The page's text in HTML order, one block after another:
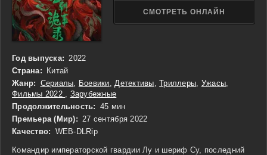
Год выпуска: 2022
Страна: Китай
Жанр: Сериалы Боевики Детективы ,Триллеры Ужасы
Фильмы 2022
Зарубежные
Продолжительность: 45 мин
Премьера (Мир): 27 сентября 2022
Качество: WEB-DLRip
Командир императорской гвардии Лу и шериф Су, последний
СМОТРЕТЬ ОНЛАЙН